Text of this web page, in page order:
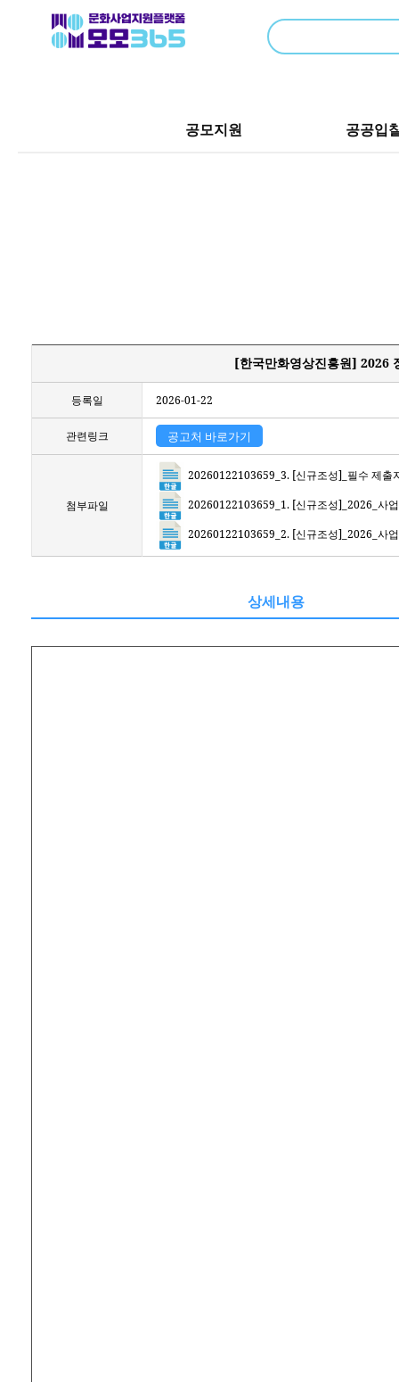
공모지원 공공입
[한국만화영상진흥원] 2026
등록일 2026-01-22
관련링크 공고처 바로가기
첨부파일
20260122103659_3. [신규조성]_필수 제
20260122103659_1. [신규조성]_2026_사
20260122103659_2. [신규조성]_2026_사
상세내용